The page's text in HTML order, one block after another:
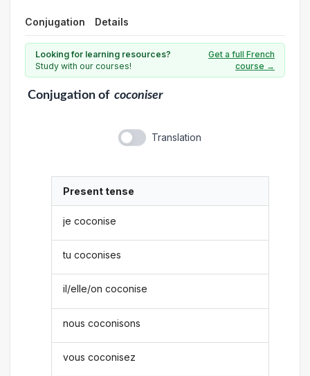
Conjugation Details
Looking for learning resources?
Study with our courses!
Get a full French
course →
Conjugationof coconiser
Translation
Present tense
je coconise
tu coconises
il/elle/on coconise
nous coconisons
vous coconisez